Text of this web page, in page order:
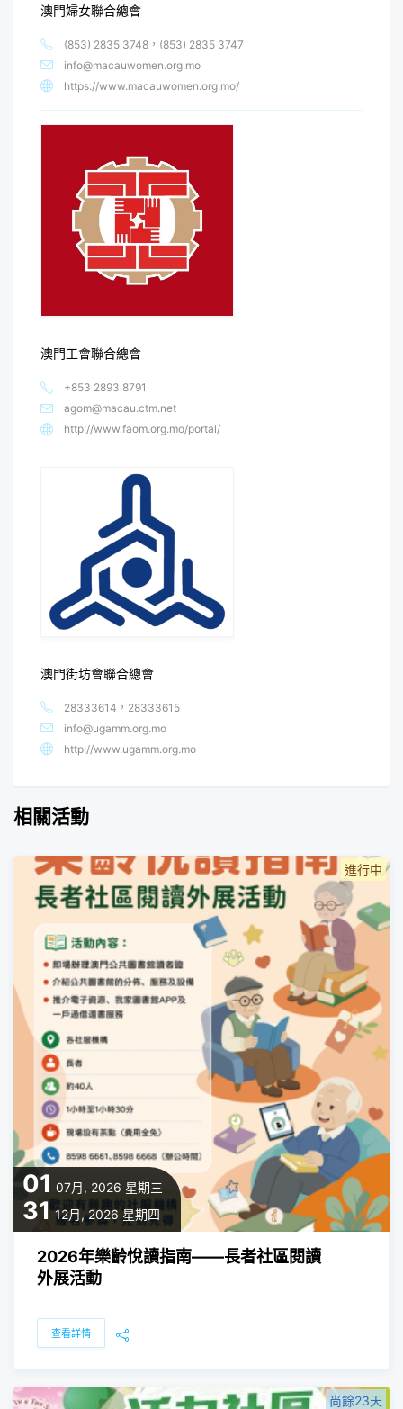
澳門婦女聯合總會
(853) 2835 3748，(853) 2835 3747
info@macauwomen.org.mo
https://www.macauwomen.org.mo/
澳門工會聯合總會
+853 2893 8791
agom@macau.ctm.net
http://www.faom.org.mo/portal/
澳門街坊會聯合總會
28333614，28333615
info@ugamm.org.mo
http://www.ugamm.org.mo
相關活動
01 07月, 2026 星期三
31 12月, 2026 星期四
進行中
2026年樂齡悅讀指南——長者社區閱讀
外展活動
查看詳情
尚餘23天